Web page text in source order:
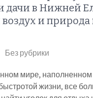
дачи в Нижней
и природа
Без рубрики
мире,
жизни, все